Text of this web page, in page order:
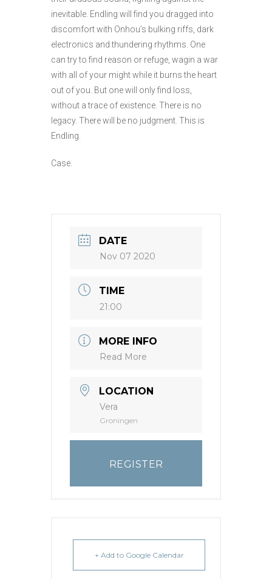
inevitable. Endling will find you dragged into
discomfort with Onhou’s bulking riffs, dark
electronics and thundering rhythms. One
can try to find reason or refuge, wagin a war
with all of your might while it burns the heart
out of you. But one will only find loss,
without a trace of existence. There is no
legacy. There will be no judgment. This is
Endling.
Case.
DATE
Nov 07 2020
TIME
21:00
MORE INFO
Read More
LOCATION
Vera
Groningen
REGISTER
+ Add to Google Calendar